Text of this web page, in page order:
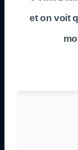
et on voit